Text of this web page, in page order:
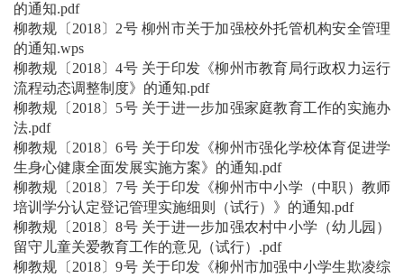
的通知.pdf
柳教规〔2018〕2号 柳州市关于加强校外托管机构安全管理
的通知.wps
柳教规〔2018〕4号 关于印发《柳州市教育局行政权力运行
流程动态调整制度》的通知.pdf
柳教规〔2018〕5号 关于进一步加强家庭教育工作的实施办
法.pdf
柳教规〔2018〕6号 关于印发《柳州市强化学校体育促进学
生身心健康全面发展实施方案》的通知.pdf
柳教规〔2018〕7号 关于印发《柳州市中小学（中职）教师
培训学分认定登记管理实施细则（试行）》的通知.pdf
柳教规〔2018〕8号 关于进一步加强农村中小学（幼儿园）
留守儿童关爱教育工作的意见（试行）.pdf
柳教规〔2018〕9号 关于印发《柳州市加强中小学生欺凌综